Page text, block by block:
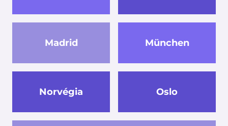
Madrid München
Norvégia Oslo